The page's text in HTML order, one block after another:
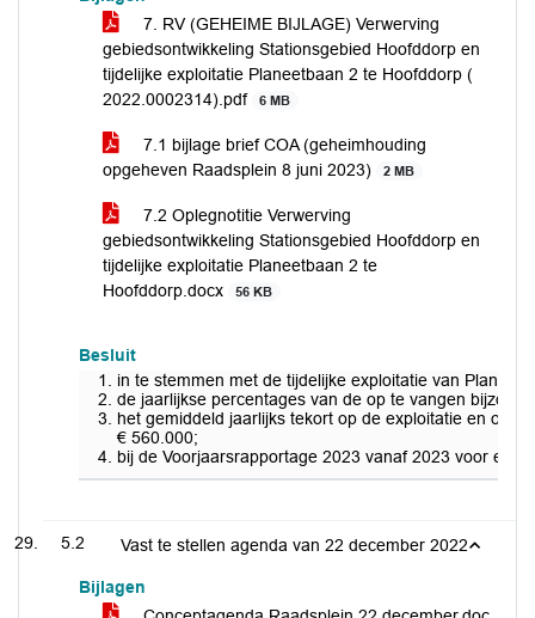
7. RV (GEHEIME BIJLAGE) Verwerving
gebiedsontwikkeling Stationsgebied Hoofddorp en
tijdelijke exploitatie Planeetbaan 2 te Hoofddorp (
2022.0002314).pdf
6 MB
7.1 bijlage brief COA (geheimhouding
opgeheven Raadsplein 8 juni 2023)
2 MB
7.2 Oplegnotitie Verwerving
gebiedsontwikkeling Stationsgebied Hoofddorp en
tijdelijke exploitatie Planeetbaan 2 te
Hoofddorp.docx
56 KB
Besluit
in te stemmen met de tijdelijke exploitatie van
de jaarlijkse percentages van de op te vangen
het gemiddeld jaarlijks tekort op de exploitatie en
€ 560.000;
bij de Voorjaarsrapportage 2023 vanaf 2023 voor een
5.2 Vast te stellen agenda van 22 december 2022
Bijlagen